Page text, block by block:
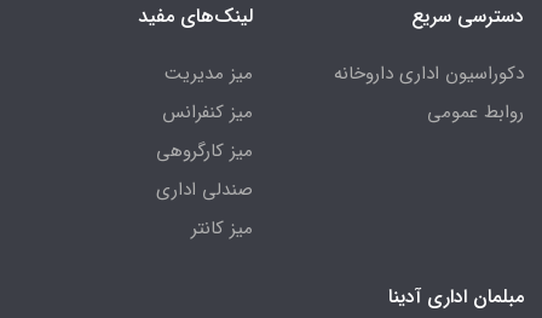
دسترسی سریع
دکوراسیون اداری داروخانه
روابط عمومی
لینک‌های مفید
میز مدیریت
میز کنفرانس
میز کارگروهی
صندلی اداری
میز کانتر
مبلمان اداری آدینا